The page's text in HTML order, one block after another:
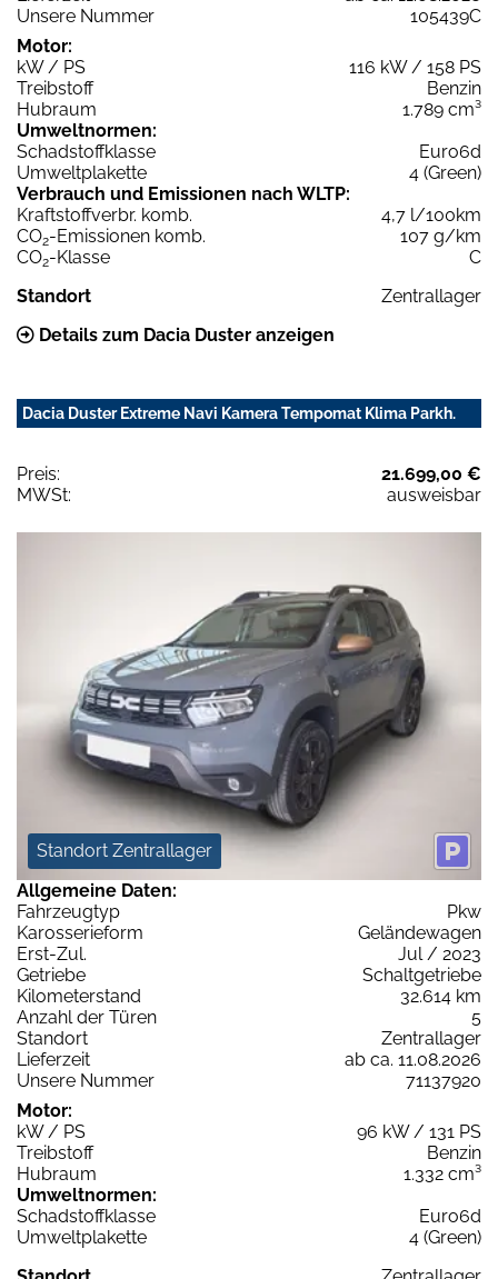
Unsere Nummer
105439C
Motor:
kW / PS
116 kW / 158 PS
Treibstoff
Benzin
Hubraum
1.789 cm³
Umweltnormen:
Schadstoffklasse
Euro6d
Umweltplakette
4 (Green)
Verbrauch und Emissionen nach WLTP:
Kraftstoffverbr. komb.
4,7 l/100km
CO2-Emissionen komb.
107 g/km
CO2-Klasse
C
Standort
Zentrallager
Details zum Dacia Duster anzeigen
Dacia Duster Extreme Navi Kamera Tempomat Klima Parkh.
Preis:
21.699,00 €
MWSt:
ausweisbar
Standort Zentrallager
Allgemeine Daten:
Fahrzeugtyp
Pkw
Karosserieform
Geländewagen
Erst-Zul.
Jul / 2023
Getriebe
Schaltgetriebe
Kilometerstand
32.614 km
Anzahl der Türen
5
Standort
Zentrallager
Lieferzeit
ab ca. 11.08.2026
Unsere Nummer
71137920
Motor:
kW / PS
96 kW / 131 PS
Treibstoff
Benzin
Hubraum
1.332 cm³
Umweltnormen:
Schadstoffklasse
Euro6d
Umweltplakette
4 (Green)